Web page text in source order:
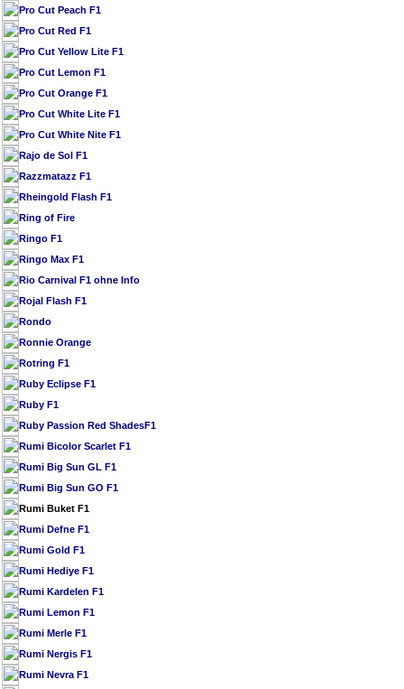
Pro Cut Peach F1
Pro Cut Red F1
Pro Cut Yellow Lite F1
Pro Cut Lemon F1
Pro Cut Orange F1
Pro Cut White Lite F1
Pro Cut White Nite F1
Rajo de Sol F1
Razzmatazz F1
Rheingold Flash F1
Ring of Fire
Ringo F1
Ringo Max F1
Rio Carnival F1 ohne Info
Rojal Flash F1
Rondo
Ronnie Orange
Rotring F1
Ruby Eclipse F1
Ruby F1
Ruby Passion Red ShadesF1
Rumi Bicolor Scarlet F1
Rumi Big Sun GL F1
Rumi Big Sun GO F1
Rumi Buket F1
Rumi Defne F1
Rumi Gold F1
Rumi Hediye F1
Rumi Kardelen F1
Rumi Lemon F1
Rumi Merle F1
Rumi Nergis F1
Rumi Nevra F1